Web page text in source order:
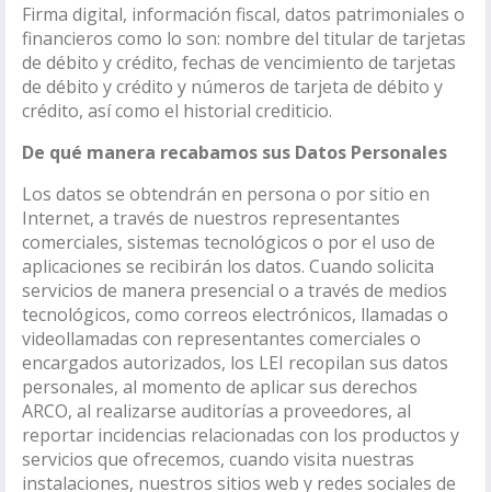
Firma digital, información fiscal, datos patrimoniales o
financieros como lo son: nombre del titular de tarjetas
de débito y crédito, fechas de vencimiento de tarjetas
de débito y crédito y números de tarjeta de débito y
crédito, así como el historial crediticio.
De qué manera recabamos sus Datos Personales
Los datos se obtendrán en persona o por sitio en
Internet, a través de nuestros representantes
comerciales, sistemas tecnológicos o por el uso de
aplicaciones se recibirán los datos. Cuando solicita
servicios de manera presencial o a través de medios
tecnológicos, como correos electrónicos, llamadas o
videollamadas con representantes comerciales o
encargados autorizados, los LEI recopilan sus datos
personales, al momento de aplicar sus derechos
ARCO, al realizarse auditorías a proveedores, al
reportar incidencias relacionadas con los productos y
servicios que ofrecemos, cuando visita nuestras
instalaciones, nuestros sitios web y redes sociales de